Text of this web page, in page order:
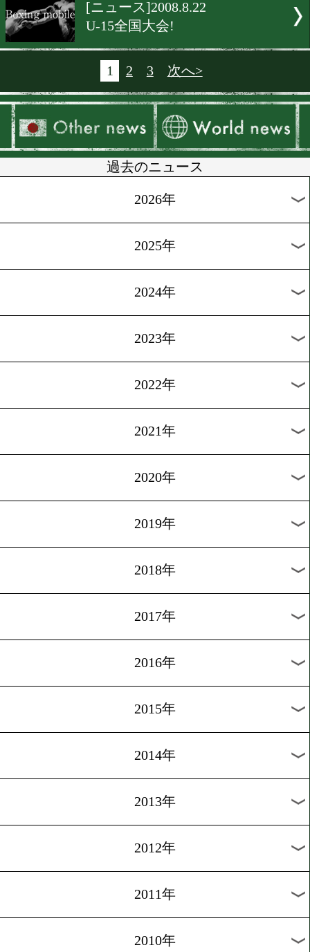
[ニュース]2008.6.30
9月にトリプル世界戦
[ニュース]2008.8.22
坂田次戦は同級2位デンカ
ーン?
[ニュース]2008.6.30
亀田家独立容認を報告
[ニュース]2008.6.26
清水、正攻法で魅せます
U-15全国大会!
1 2 3 次へ>
過去のニュース
2025年
2024年
2022年
2021年
2020年